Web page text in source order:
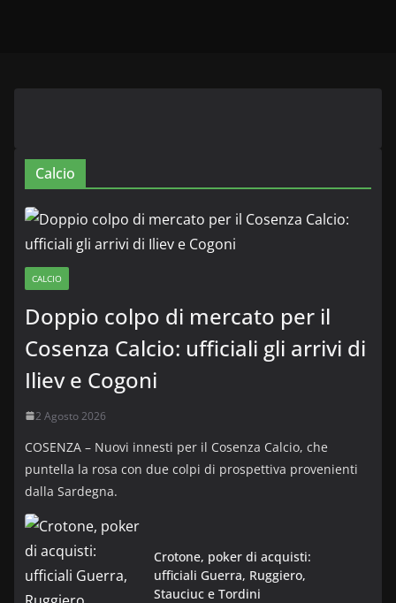
Calcio
CALCIO
Doppio colpo di mercato per il
Cosenza Calcio: ufficiali gli arrivi di
Iliev e Cogoni
2 Agosto 2026
COSENZA – Nuovi innesti per il Cosenza Calcio, che
puntella la rosa con due colpi di prospettiva provenienti
dalla Sardegna.
Crotone, poker di acquisti:
ufficiali Guerra, Ruggiero,
Stauciuc e Tordini